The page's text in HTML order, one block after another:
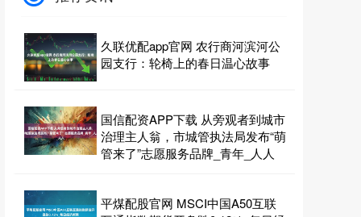
久联优配app官网 农行商河滨河公
园支行：轮椅上的春日温心故事
国信配资APP下载 从旁观者到城市
治理主人翁，市城管执法局发布“萌
管来了”志愿服务品牌_青年_人人
平煤配股官网 MSCI中国A50互联